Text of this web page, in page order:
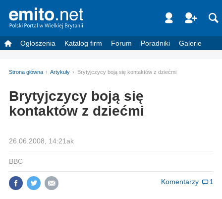
Ogłoszenia Katalog firm Forum Poradniki Galerie
Strona główna Artykuły Brytyjczycy boją się kontaktów z dziećmi
Brytyjczycy boją się
kontaktów z dziećmi
26.06.2008, 14:21ak
BBC
Komentarzy 1